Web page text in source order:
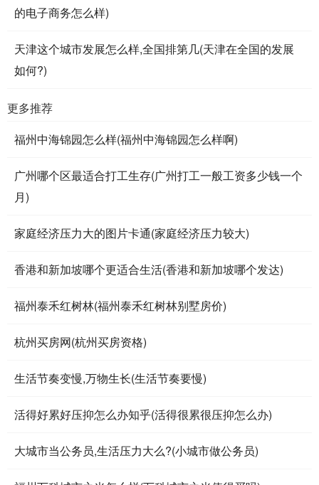
的电子商务怎么样)
天津这个城市发展怎么样,全国排第几(天津在全国的发展
如何?)
更多推荐
福州中海锦园怎么样(福州中海锦园怎么样啊)
广州哪个区最适合打工生存(广州打工一般工资多少钱一个
月)
家庭经济压力大的图片卡通(家庭经济压力较大)
香港和新加坡哪个更适合生活(香港和新加坡哪个发达)
福州泰禾红树林(福州泰禾红树林别墅房价)
杭州买房网(杭州买房资格)
生活节奏变慢,万物生长(生活节奏要慢)
活得好累好压抑怎么办知乎(活得很累很压抑怎么办)
大城市当公务员,生活压力大么?(小城市做公务员)